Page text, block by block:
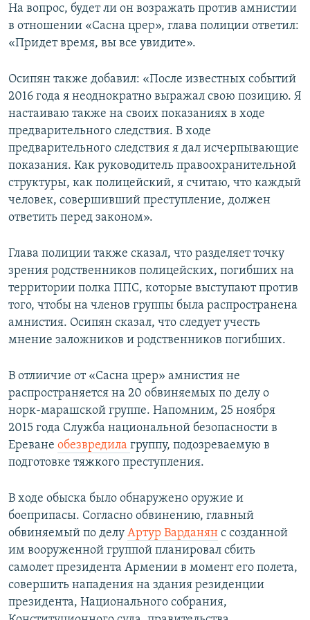
На вопрос, будет ли он возражать против амнистии
в отношении «Сасна црер», глава полиции ответил:
«Придет время, вы все увидите».
Осипян также добавил: «После известных событий
2016 года я неоднократно выражал свою позицию. Я
настаиваю также на своих показаниях в ходе
предварительного следствия. В ходе
предварительного следствия я дал исчерпывающие
показания. Как руководитель правоохранительной
структуры, как полицейский, я считаю, что каждый
человек, совершивший преступление, должен
ответить перед законом».
Глава полиции также сказал, что разделяет точку
зрения родственников полицейских, погибших на
территории полка ППС, которые выступают против
того, чтобы на членов группы была распространена
амнистия. Осипян сказал, что следует учесть
мнение заложников и родственников погибших.
В отлиичие от «Сасна црер» амнистия не
распространяется на 20 обвиняемых по делу о
норк-марашской группе. Напомним, 25 ноября
2015 года Служба национальной безопасности в
Ереване обезвредила группу, подозреваемую в
подготовке тяжкого преступления.
В ходе обыска было обнаружено оружие и
боеприпасы. Согласно обвинению, главный
обвиняемый по делу Артур Варданян с созданной
им вооруженной группой планировал сбить
самолет президента Армении в момент его полета,
совершить нападения на здания резиденции
президента, Национального собрания,